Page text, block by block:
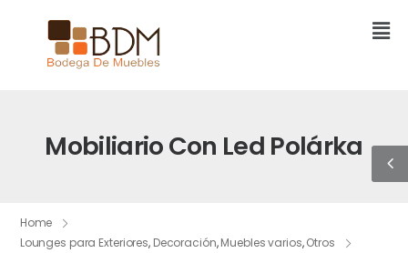
Mobiliario Con Led Polárka
Home
Lounges para Exteriores, Decoración,Muebles varios,Otros